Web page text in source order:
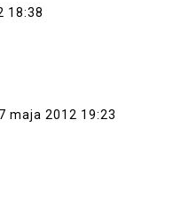
18:38
maja 2012 19:23